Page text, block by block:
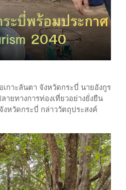
กาะลันตา จังหวัดกระบี่ นายอังกูร
ยทางการท่องเที่ยวอย่างยั่งยืน
งหวัดกระบี่ กล่าววัตถุประสงค์